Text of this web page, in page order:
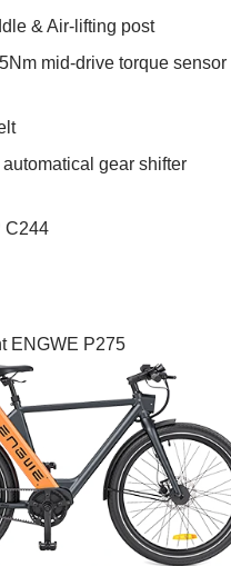
& Air-lifting post
mid-drive torque sensor
gear shifter
C244
ENGWE P275